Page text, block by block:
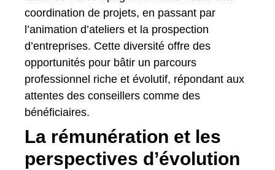
coordination de projets, en passant par
l’animation d’ateliers et la prospection
d’entreprises. Cette diversité offre des
opportunités pour bâtir un parcours
professionnel riche et évolutif, répondant aux
attentes des conseillers comme des
bénéficiaires.
La rémunération et les
perspectives d’évolution